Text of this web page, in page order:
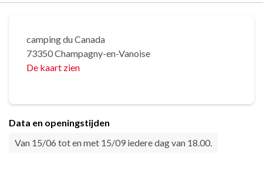
camping du Canada
73350 Champagny-en-Vanoise
De kaart zien
Data en openingstijden
Van 15/06 tot en met 15/09 iedere dag van 18.00.